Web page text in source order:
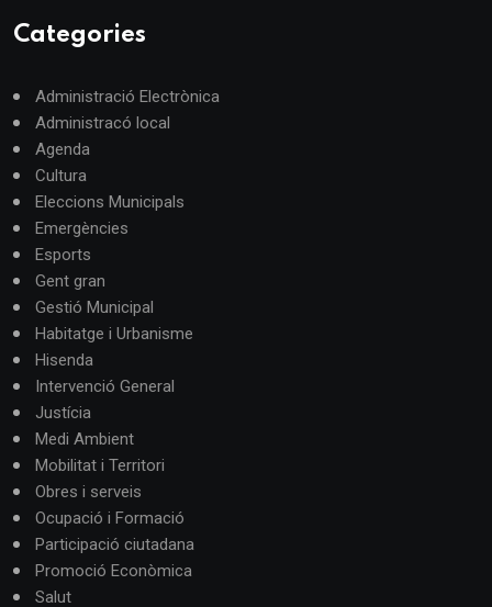
Categories
Administració Electrònica
Administracó local
Agenda
Cultura
Eleccions Municipals
Emergències
Esports
Gent gran
Gestió Municipal
Habitatge i Urbanisme
Hisenda
Intervenció General
Justícia
Medi Ambient
Mobilitat i Territori
Obres i serveis
Ocupació i Formació
Participació ciutadana
Promoció Econòmica
Salut